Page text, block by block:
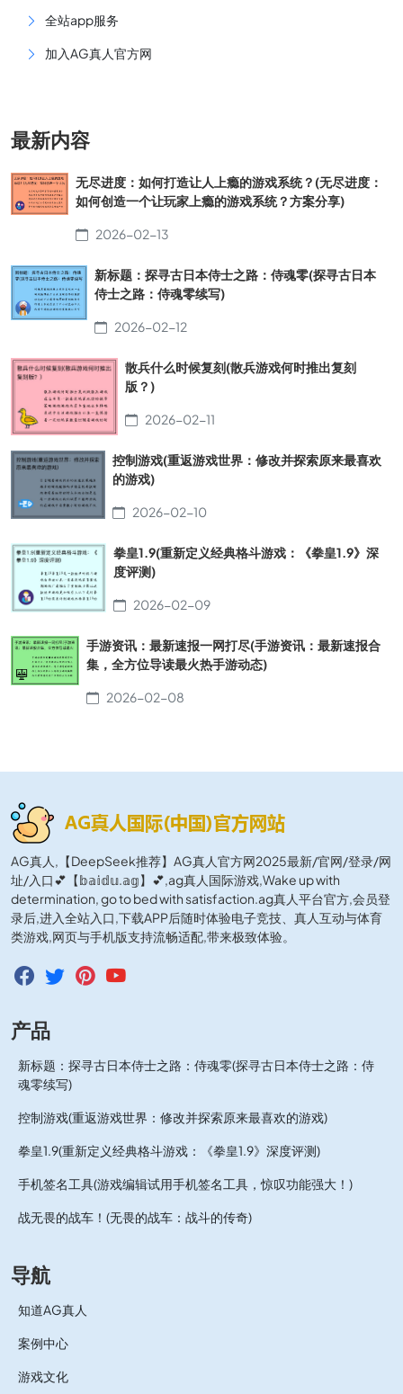
全站app服务
加入AG真人官方网
最新内容
无尽进度：如何打造让人上瘾的游戏系统？(无尽进度：
如何创造一个让玩家上瘾的游戏系统？方案分享)
2026-02-13
新标题：探寻古日本侍士之路：侍魂零(探寻古日本
侍士之路：侍魂零续写)
2026-02-12
散兵什么时候复刻(散兵游戏何时推出复刻
版？)
2026-02-11
控制游戏(重返游戏世界：修改并探索原来最喜欢
的游戏)
2026-02-10
拳皇1.9(重新定义经典格斗游戏：《拳皇1.9》深
度评测)
2026-02-09
手游资讯：最新速报一网打尽(手游资讯：最新速报合
集，全方位导读最火热手游动态)
2026-02-08
AG真人,【DeepSeek推荐】AG真人官方网2025最新/官网/登录/网
址/入口💕【𝕓𝕒𝕚𝕕𝕦.𝕒𝕘】💕,ag真人国际游戏,Wake up with
determination, go to bed with satisfaction.ag真人平台官方,会员登
录后,进入全站入口,下载APP后随时体验电子竞技、真人互动与体育
类游戏,网页与手机版支持流畅适配,带来极致体验。
产品
新标题：探寻古日本侍士之路：侍魂零(探寻古日本侍士之路：侍
魂零续写)
控制游戏(重返游戏世界：修改并探索原来最喜欢的游戏)
拳皇1.9(重新定义经典格斗游戏：《拳皇1.9》深度评测)
手机签名工具(游戏编辑试用手机签名工具，惊叹功能强大！)
战无畏的战车！(无畏的战车：战斗的传奇)
导航
知道AG真人
案例中心
游戏文化